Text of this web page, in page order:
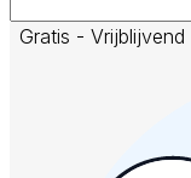
Gratis - Vrijblijvend